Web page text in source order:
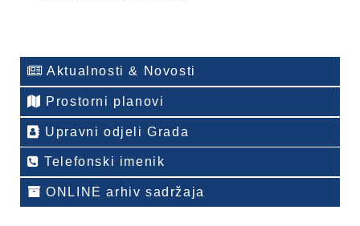
Aktualnosti & Novosti
Prostorni planovi
Upravni odjeli Grada
Telefonski imenik
ONLINE arhiv sadržaja